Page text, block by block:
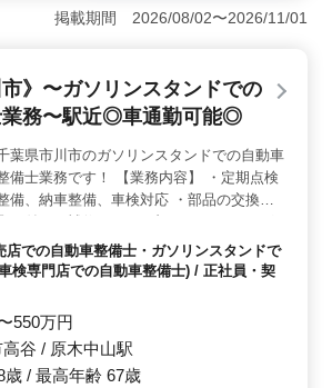
のお仕事です。経験豊富な中高年の
で、特にベテランの方々のご応募を歓
フトやショベルローダーなどの点検・
や車検対応、部品の交換や取り付
カーナビやETCの設置、オーディオや
、技術を活かす様々な業務がありま
環境＞ 週休2日制でシフト制の勤
き方を調整できます。駅から近く、
。休日も充実しており、プライベート
きるので、仕事とプライベートの両立
す。
掲載期間 2026/08/02〜2026/11/01
市》〜ガソリンスタンドでの
業務〜駅近◎車通勤可能◎
葉県市川市のガソリンスタンドでの自動車
備士業務です！ 【業務内容】 ・定期点検
備、納車整備、車検対応 ・部品の交換・
の整備業務全般 ・お客さんの見積もり対
・フロント業務一部あり ・カーナビ・
の設置 ・オーディオ・ナビ等の取付け
＊車通勤OK ＊駅近 若いスタッフが経験
の力を必要としています！ ぜひ今までの
験を活かして頂ける方のご応募お待ちして
店での自動車整備士・ガソリンスタンドで
検専門店での自動車整備士) / 正社員・契
550万円
谷 / 原木中山駅
歳 / 最高年齢 67歳